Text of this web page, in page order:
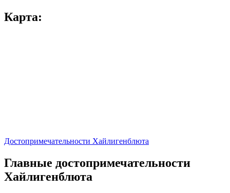
Карта:
Достопримечательности Хайлигенблюта
Главные достопримечательности
Хайлигенблюта